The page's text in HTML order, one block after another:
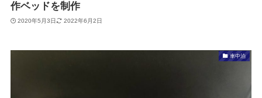
作ベッドを制作
2020年5月3日 2022年6月2日
車中泊